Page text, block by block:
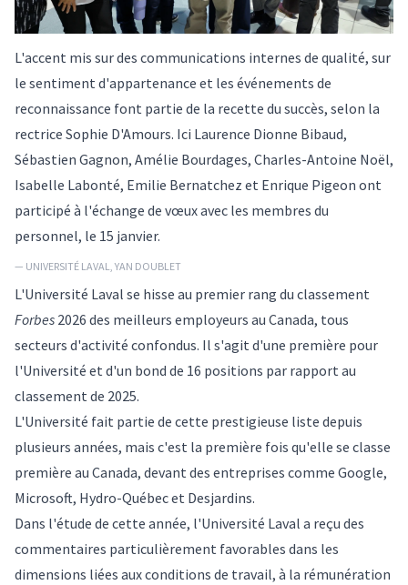
L'accent mis sur des communications internes de qualité, sur
le sentiment d'appartenance et les événements de
reconnaissance font partie de la recette du succès, selon la
rectrice Sophie D'Amours. Ici Laurence Dionne Bibaud,
Sébastien Gagnon, Amélie Bourdages, Charles-Antoine Noël,
Isabelle Labonté, Emilie Bernatchez et Enrique Pigeon ont
participé à l'échange de vœux avec les membres du
personnel, le 15 janvier.
— UNIVERSITÉ LAVAL, YAN DOUBLET
L'Université Laval se hisse au premier rang du classement
Forbes 2026 des meilleurs employeurs au Canada, tous
secteurs d'activité confondus. Il s'agit d'une première pour
l'Université et d'un bond de 16 positions par rapport au
classement de 2025.
L'Université fait partie de cette prestigieuse liste depuis
plusieurs années, mais c'est la première fois qu'elle se classe
première au Canada, devant des entreprises comme Google,
Microsoft, Hydro-Québec et Desjardins.
Dans l'étude de cette année, l'Université Laval a reçu des
commentaires particulièrement favorables dans les
dimensions liées aux conditions de travail, à la rémunération